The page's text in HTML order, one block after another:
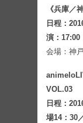
《兵庫／
日程：
演：17:00
会場：神
VOL.03
日程：
場14：30